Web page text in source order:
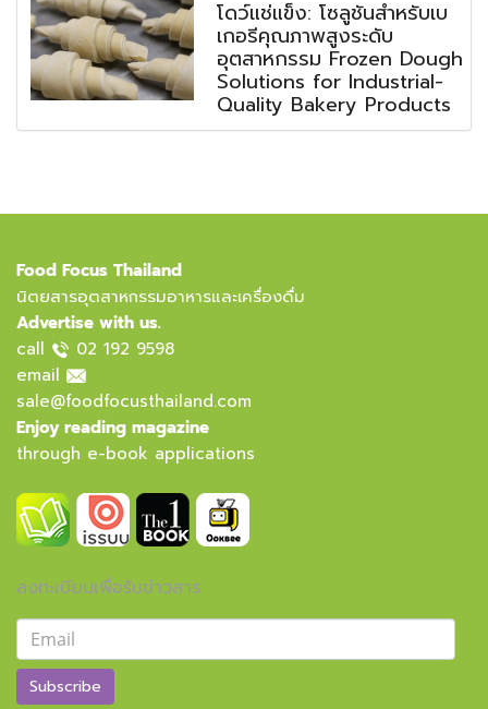
โดว์แช่แข็ง: โซลูชันสำหรับเบ
เกอรีคุณภาพสูงระดับ
อุตสาหกรรม Frozen Dough
Solutions for Industrial-
Quality Bakery Products
Food Focus Thailand
นิตยสารอุตสาหกรรมอาหารและเครื่องดื่ม
Advertise with us.
call
02 192 9598
email
sale@foodfocusthailand.com
Enjoy reading magazine
through e-book applications
ลงทะเบียนเพื่อรับข่าวสาร
Subscribe